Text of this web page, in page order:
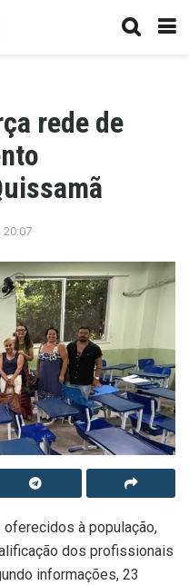
rede de
20:07
à população,
dos profissionais
informações, 23